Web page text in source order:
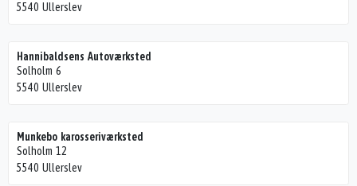
5540 Ullerslev
Hannibaldsens Autoværksted
Solholm 6
5540 Ullerslev
Munkebo karosseriværksted
Solholm 12
5540 Ullerslev